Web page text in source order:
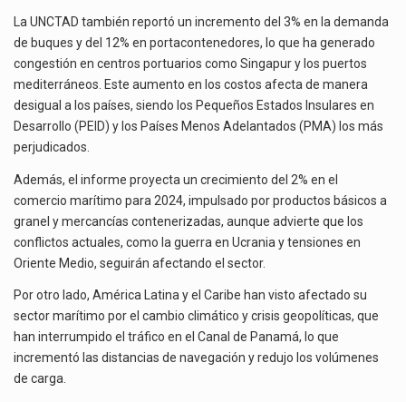
La UNCTAD también reportó un incremento del 3% en la demanda
de buques y del 12% en portacontenedores, lo que ha generado
congestión en centros portuarios como Singapur y los puertos
mediterráneos. Este aumento en los costos afecta de manera
desigual a los países, siendo los Pequeños Estados Insulares en
Desarrollo (PEID) y los Países Menos Adelantados (PMA) los más
perjudicados.
Además, el informe proyecta un crecimiento del 2% en el
comercio marítimo para 2024, impulsado por productos básicos a
granel y mercancías contenerizadas, aunque advierte que los
conflictos actuales, como la guerra en Ucrania y tensiones en
Oriente Medio, seguirán afectando el sector.
Por otro lado, América Latina y el Caribe han visto afectado su
sector marítimo por el cambio climático y crisis geopolíticas, que
han interrumpido el tráfico en el Canal de Panamá, lo que
incrementó las distancias de navegación y redujo los volúmenes
de carga.